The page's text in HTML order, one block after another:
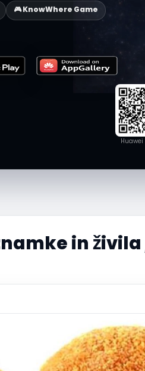
🎮 KnowWhere Game
in živila